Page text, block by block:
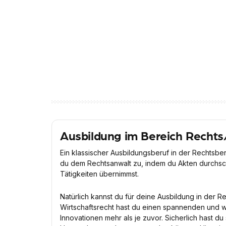
Ausbildung im Bereich
Ein klassischer Ausbildungsberuf in der
du dem Rechtsanwalt zu, indem du Akten
Tätigkeiten übernimmst.
Natürlich kannst du für deine Ausbildung in der
Wirtschaftsrecht hast du einen spannenden und
Innovationen mehr als je zuvor. Sicherlich hast